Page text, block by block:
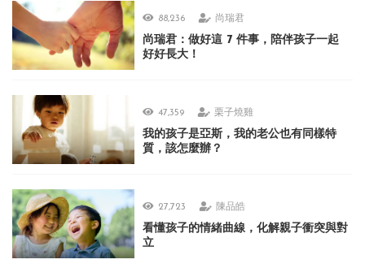
88,236 尚瑞君
尚瑞君：做好這 7 件事，陪伴孩子一起
好好長大！
47,359 栗子燒雞
我的孩子是亞斯，我的老公也有同樣特
質，該怎麼辦？
27,723 陳品皓
看懂孩子的情緒曲線，化解親子衝突與對
立